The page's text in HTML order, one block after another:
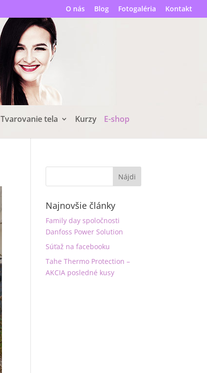
O nás Blog Fotogaléria Kontakt
Tvarovanie tela Kurzy E-shop
Najnovšie články
Family day spoločnosti
Danfoss Power Solution
Súťaž na facebooku
Tahe Thermo Protection –
AKCIA posledné kusy